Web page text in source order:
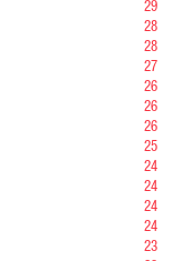
29
28
28
27
26
26
26
25
24
24
24
24
23